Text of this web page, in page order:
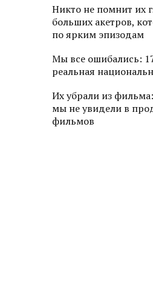
Никто не помнит их
больших акетров,
по ярким эпизодам
Мы все ошибались:
реальная
Их убрали из
мы не увидели в
фильмов